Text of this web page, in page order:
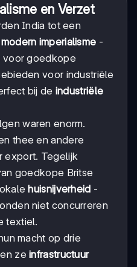
en Verzet
India tot een
modern imperialisme -
voor goedkope
voor industriële
bij de industriële
waren enorm.
thee en andere
export. Tegelijk
goedkope Britse
huisnijverheid -
niet concurreren
textiel.
macht op drie
zeinfrastructuur